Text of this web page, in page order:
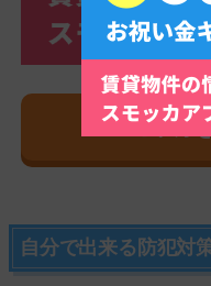
スモッカ
自分で出来る防犯対